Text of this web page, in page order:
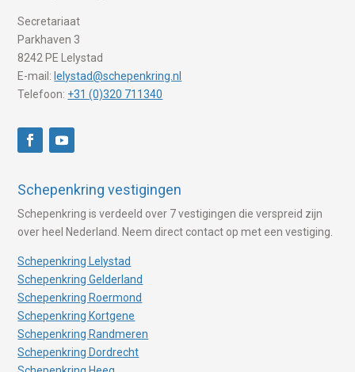
Secretariaat
Parkhaven 3
8242 PE Lelystad
E-mail: lelystad@schepenkring.nl
Telefoon: +31 (0)320 711340
Schepenkring vestigingen
Schepenkring is verdeeld over 7 vestigingen die verspreid zijn
over heel Nederland. Neem direct contact op met een vestiging.
Schepenkring Lelystad
Schepenkring Gelderland
Schepenkring Roermond
Schepenkring Kortgene
Schepenkring Randmeren
Schepenkring Dordrecht